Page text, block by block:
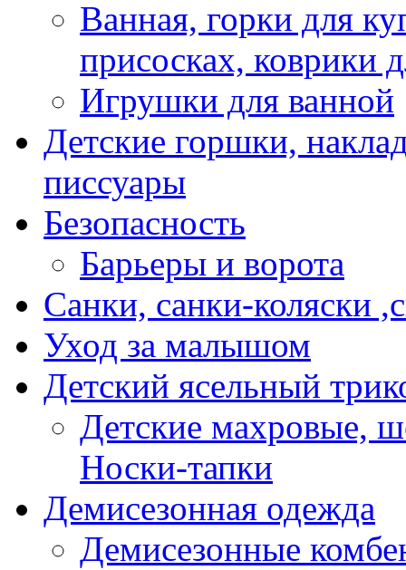
Ванная, горки для
присосках, коврики
Игрушки для ванной
Детские горшки,
писсуары
Безопасность
Барьеры и ворота
Санки, санки-коляски
Уход за малышом
Детский ясельный
Детские махровые,
Носки-тапки
Демисезонная одежда
Демисезонные